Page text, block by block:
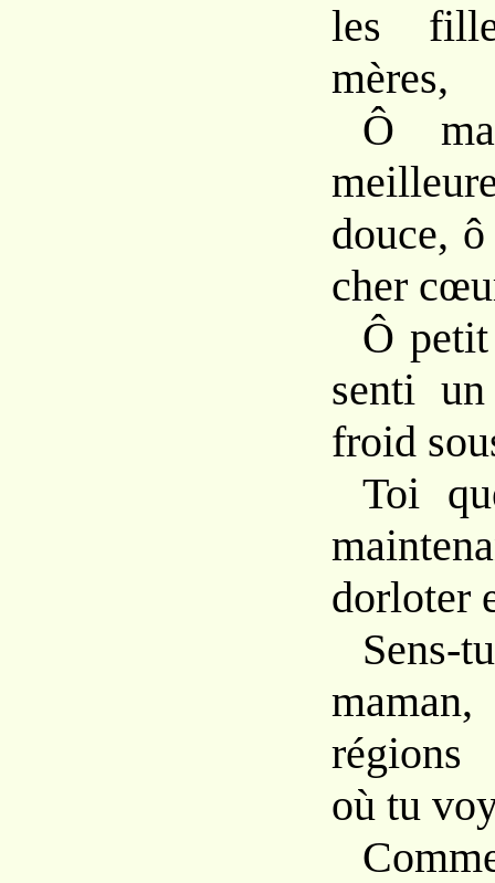
les
mères,
Ô
douce,
cher
Ô
senti
froid
Toi
dorloter
régions
où tu